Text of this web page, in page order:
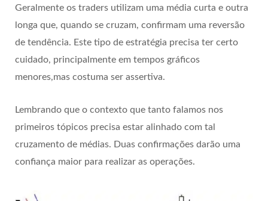
Geralmente os traders utilizam uma média curta e outra
longa que, quando se cruzam, confirmam uma reversão
de tendência. Este tipo de estratégia precisa ter certo
cuidado, principalmente em tempos gráficos
menores,mas costuma ser assertiva.
Lembrando que o contexto que tanto falamos nos
primeiros tópicos precisa estar alinhado com tal
cruzamento de médias. Duas confirmações darão uma
confiança maior para realizar as operações.